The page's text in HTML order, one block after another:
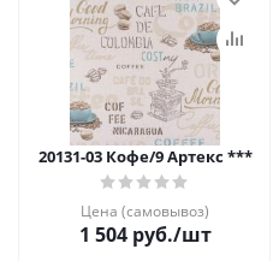
20131-03 Кофе/9 Артекс ***
Цена (самовывоз)
1 504руб./шт